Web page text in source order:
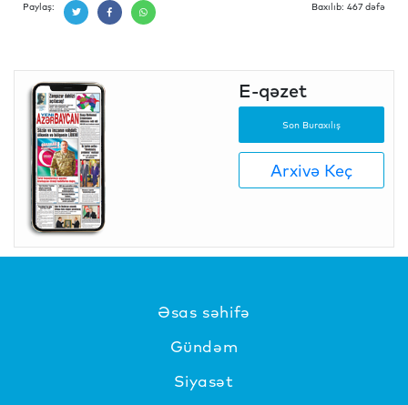
Paylaş: Baxılıb: 467 dəfə
E-qəzet
Son Buraxılış
Arxivə Keç
Əsas səhifə
Gündəm
Siyasət